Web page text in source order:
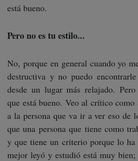
está bueno.
Pero no es tu estilo...
No, porque en general cuando yo
destructiva y no puedo
desde un lugar más relajado.
que está bueno. Veo al crítico como
a la persona que va ir a ver eso de
que una persona que tiene como
y que tiene un criterio porque lo
mejor leyó y estudió está muy bien;